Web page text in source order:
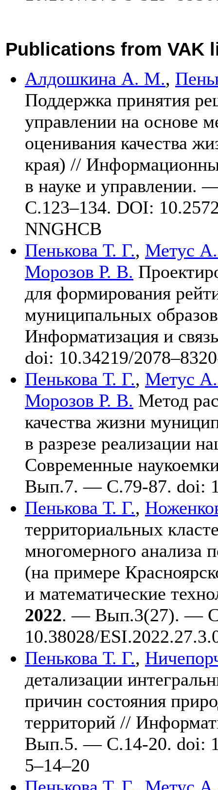
Publications from VAK
Алдошкина А. М.,
Поддержка принятия
управлении на основе
оценивания качества
края) //
в науке и управлении.
C.123–134. DOI:
NNGHCB
Пенькова Т. Г., Метус
Морозов Р. В.
для формирования
муниципальных
Информатизация и
doi: 10.34219/2078–832
Пенькова Т. Г., Метус
Морозов Р. В. Метод
качества жизни
в разрезе реализации
Современные
Вып.7. — C.79-87. doi:
Пенькова Т. Г.,
территориальных
многомерного анализа
(на примере
и математические
2022. — Вып.3(27). —
10.38028/
Пенькова Т. Г.,
детализации
причин состояния
территорий //
Вып.5. — C.14-20. doi:
5–14–20